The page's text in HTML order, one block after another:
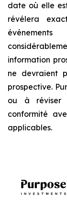
date où elle
révélera
information
ne devraient
prospective.
ou à réviser
conformité
applicables.